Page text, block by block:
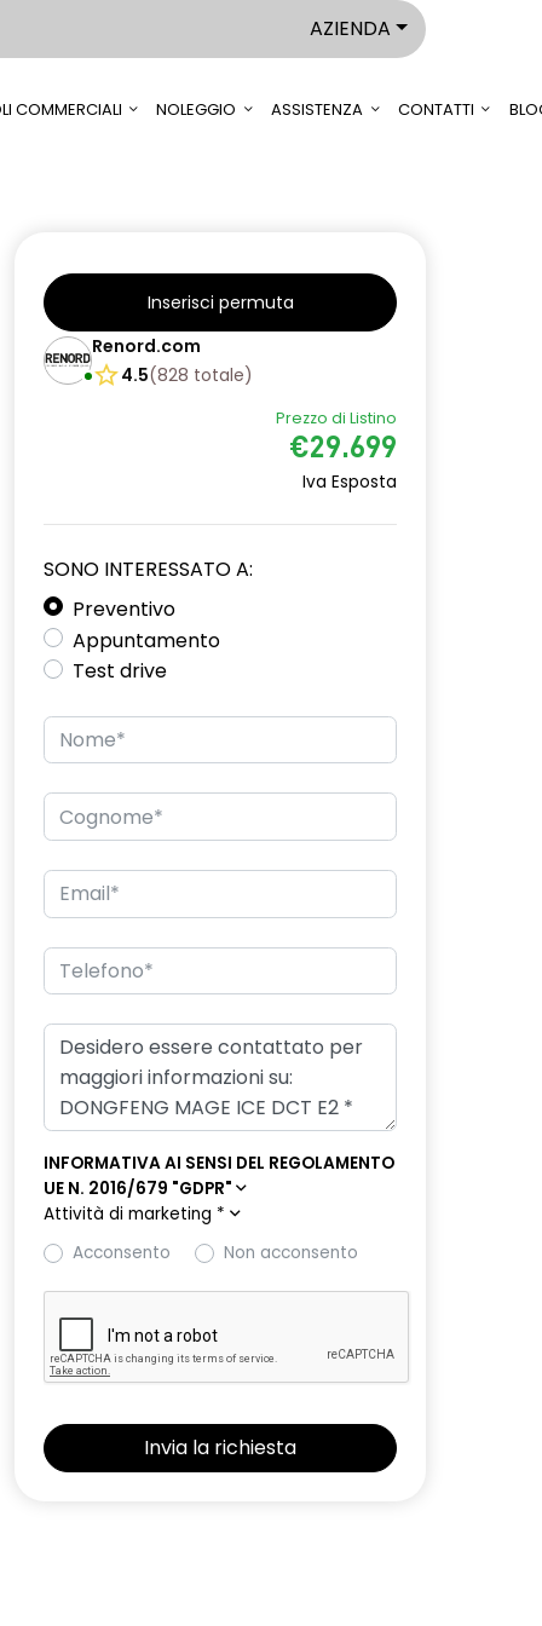
AZIENDA
COMMERCIALI NOLEGGIO ASSISTENZA CONTATTI
Inserisci permuta
Renord.com
4.5(828 totale)
Prezzo di Listino
€29.699
Iva Esposta
SONO INTERESSATO A:
Preventivo
Appuntamento
Test drive
INFORMATIVA AI SENSI DEL REGOLAMENTO
UE N. 2016/679 "GDPR"
Attività di marketing *
Acconsento
Non acconsento